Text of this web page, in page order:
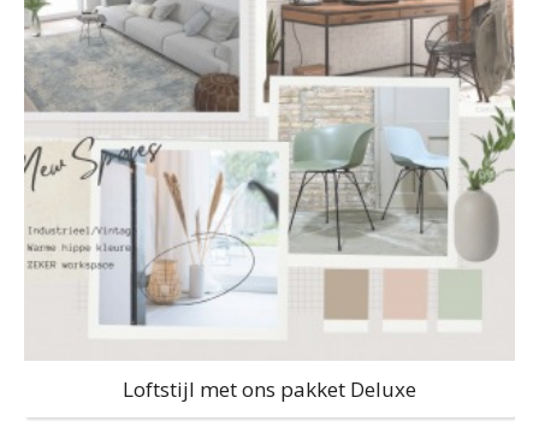
Loftstijl met ons pakket Deluxe